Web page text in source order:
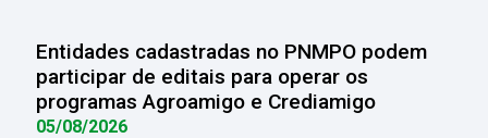
Entidades cadastradas no PNMPO podem
participar de editais para operar os
programas Agroamigo e Crediamigo
05/08/2026